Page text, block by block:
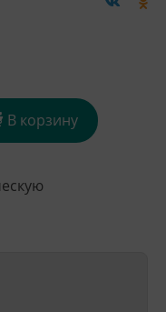
В корзину